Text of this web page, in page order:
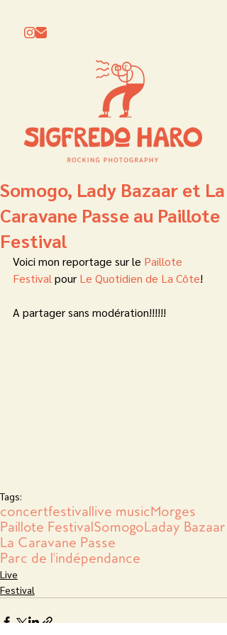
Somogo, Lady Bazaar et La
Caravane Passe au Paillote
Festival
Voici mon reportage sur le Paillote
Festival pour Le Quotidien de La Côte!
A partager sans modération!!!!!!
Tags:
concertfestivallive musicMorges
Paillote FestivalSomogoLaday Bazaar
La Caravane Passe
Parc de l'indépendance
Live
Festival